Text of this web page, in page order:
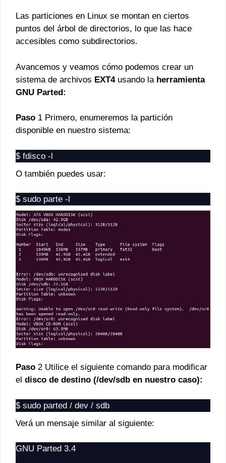
Las particiones en Linux se montan en ciertos
puntos del árbol de directorios, lo que las hace
accesibles como subdirectorios.
Avancemos y veamos cómo podemos crear un
sistema de archivos EXT4usando la herramienta
GNU Parted:
Paso 1 Primero, enumeremos la partición
disponible en nuestro sistema:
$ fdisco -l
O también puedes usar:
$ sudo parte -l
Paso 2 Utilice el siguiente comando para modificar
el disco de destino (/dev/sdb en nuestro caso):
$ sudo parted / dev / sdb
Verá un mensaje similar al siguiente:
GNU Parted 3.4